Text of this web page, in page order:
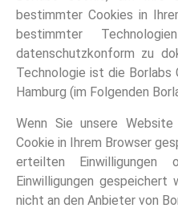
bestimmter Cookies in
bestimmter
datenschutzkonform zu
Technologie ist die Borlabs
Hamburg (im Folgenden
Wenn Sie unsere
Cookie in Ihrem Browser
erteilten
Einwilligungen gespeichert
nicht an den Anbieter von